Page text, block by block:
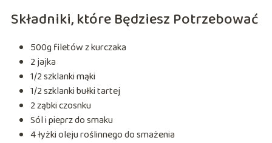
Składniki, które Będziesz Potrzebować
500g filetów z kurczaka
2 jajka
1/2 szklanki mąki
1/2 szklanki bułki tartej
2 ząbki czosnku
Sól i pieprz do smaku
4 łyżki oleju roślinnego do smażenia